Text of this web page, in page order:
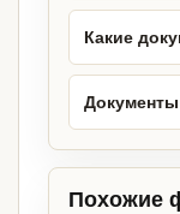
Какие
Документы
Похожие